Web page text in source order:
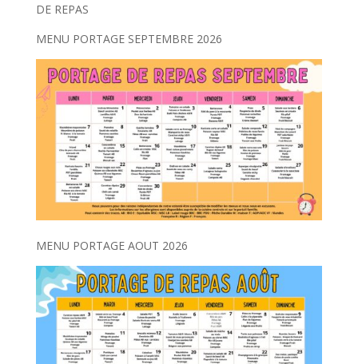
DE REPAS
MENU PORTAGE SEPTEMBRE 2026
MENU PORTAGE AOUT 2026